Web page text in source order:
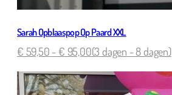
Sarah Opblaaspop Op Paard XXL
€ 59,50 - € 95,00(3 dagen - 8 dagen)